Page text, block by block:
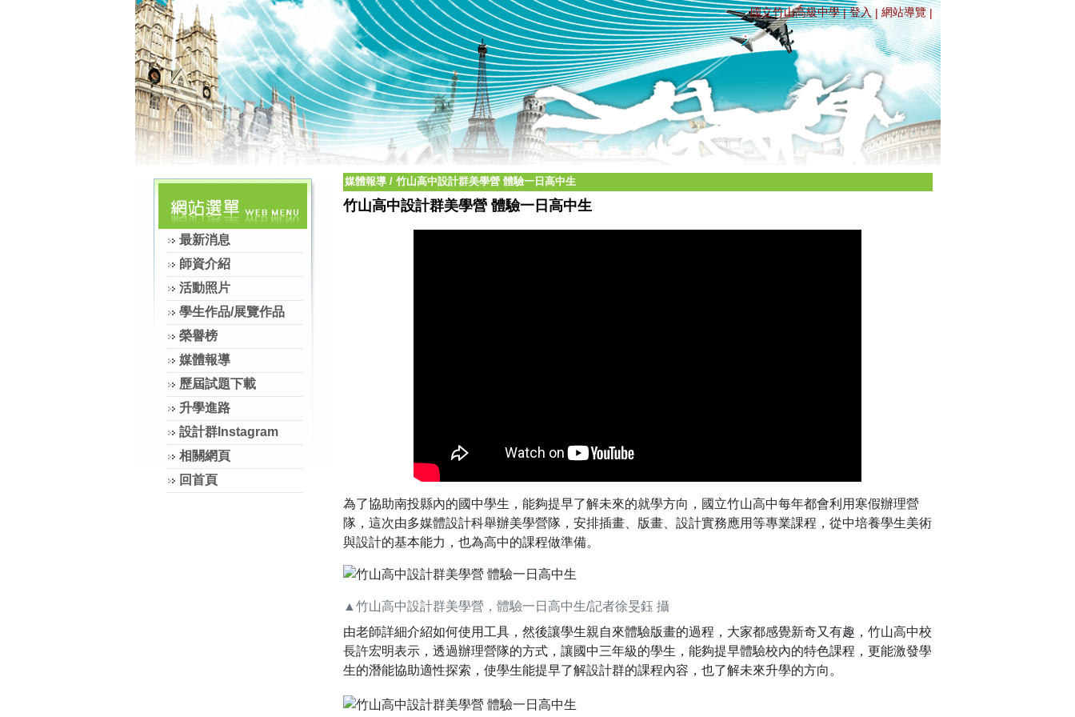
國立竹山高級中學|登入| 網站導覽|
最新消息
師資介紹
活動照片
學生作品/展覽作品
榮譽榜
媒體報導
歷屆試題下載
升學進路
設計群Instagram
相關網頁
回首頁
媒體報導/ 竹山高中設計群美學營 體驗一日高中生
竹山高中設計群美學營 體驗一日高中生
為了協助南投縣內的國中學生，能夠提早了解未來的就學方向，國立竹山高中每年都會利用寒假辦理營
隊，這次由多媒體設計科舉辦美學營隊，安排插畫、版畫、設計實務應用等專業課程，從中培養學生美術
與設計的基本能力，也為高中的課程做準備。
▲竹山高中設計群美學營，體驗一日高中生/記者徐旻鈺 攝
由老師詳細介紹如何使用工具，然後讓學生親自來體驗版畫的過程，大家都感覺新奇又有趣，竹山高中校
長許宏明表示，透過辦理營隊的方式，讓國中三年級的學生，能夠提早體驗校內的特色課程，更能激發學
生的潛能協助適性探索，使學生能提早了解設計群的課程內容，也了解未來升學的方向。